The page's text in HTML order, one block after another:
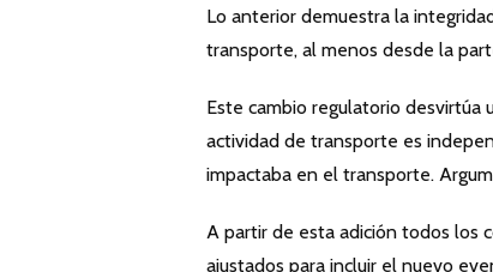
Lo anterior demuestra la
transporte, al menos desde la
Este cambio regulatorio desvirtúa
actividad de transporte es
impactaba en el transporte.
A partir de esta adición todos los
ajustados para incluir el nuevo